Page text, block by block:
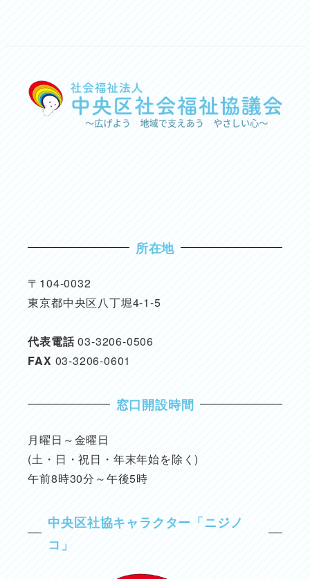
所在地
〒104-0032
東京都中央区八丁堀4-1-5
代表電話03-3206-0506
FAX 03-3206-0601
窓口開設時間
月曜日～金曜日
(土・日・祝日・年末年始を除く)
午前8時30分～午後5時
中央区社協キャラクター「ニジノ
コ」